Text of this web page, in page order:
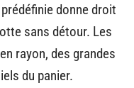
prédéfinie donne droit
sans détour. Les
rayon, des grandes
du panier.